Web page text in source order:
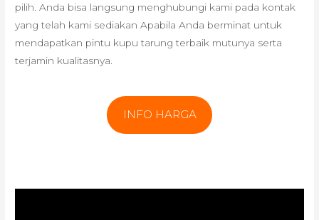
pilih. Anda bisa langsung menghubungi kami pada kontak
yang telah kami sediakan Apabila Anda berminat untuk
mendapatkan pintu kupu tarung terbaik mutunya serta
terjamin kualitasnya.
INFO HARGA